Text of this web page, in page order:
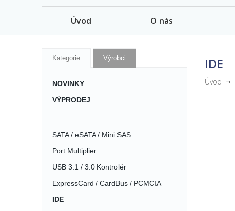
Úvod O nás
Kategorie Výrobci
NOVINKY
VÝPRODEJ
SATA / eSATA / Mini SAS
Port Multiplier
USB 3.1 / 3.0 Kontrolér
ExpressCard / CardBus / PCMCIA
IDE
IDE
Úvod